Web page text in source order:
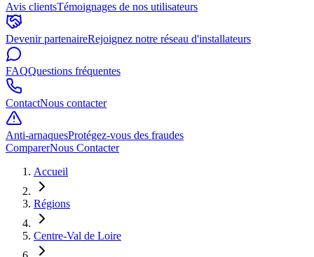
Avis clientsTémoignages de nos utilisateurs
Devenir partenaireRejoignez notre réseau d'installateurs
FAQQuestions fréquentes
ContactNous contacter
Anti-arnaquesProtégez-vous des fraudes
ComparerNous Contacter
Accueil
Régions
Centre-Val de Loire